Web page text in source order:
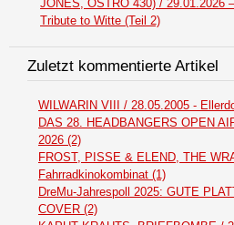
JONES, ÖSTRO 430) / 29.01.2026
Tribute to Witte (Teil 2)
Zuletzt kommentierte Artikel
WILWARIN VIII / 28.05.2005 -
DAS 28. HEADBANGERS OPEN
2026 (2)
FROST, PISSE & ELEND, THE
Fahrradkinokombinat (1)
DreMu-Jahrespoll 2025: GUTE
COVER (2)